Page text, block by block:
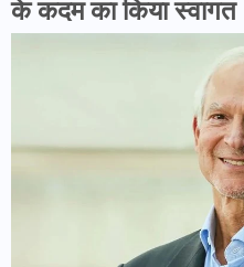
के कदम का किया स्वागत